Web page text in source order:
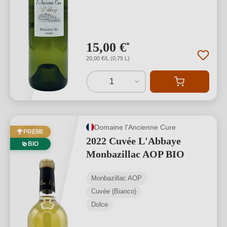
15,00 €*
20,00 €/L (0,75 L)
1
PREMI
BIO
Domaine l'Ancienne Cure
2022 Cuvée L'Abbaye
Monbazillac AOP BIO
Monbazillac AOP
Cuvée (Bianco)
Dolce